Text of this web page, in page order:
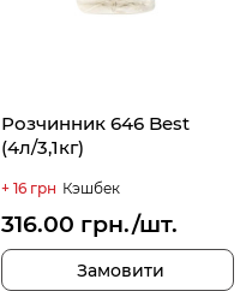
Розчинник 646 Best
(4л/3,1кг)
+ 16 грн Кэшбек
316.00 грн./шт.
Замовити